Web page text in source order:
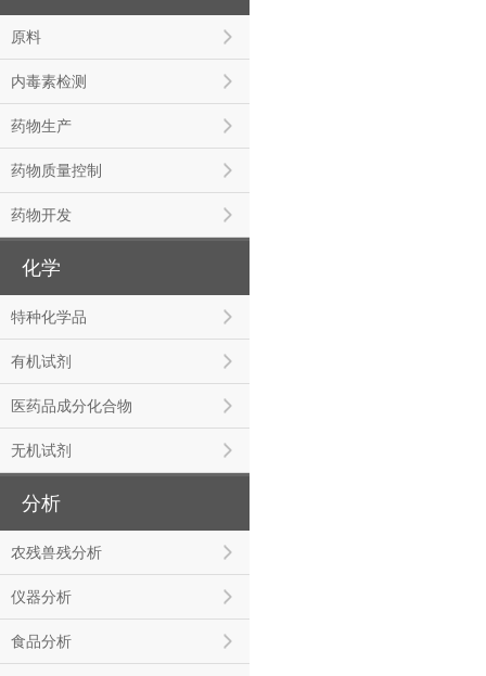
原料
内毒素检测
药物生产
药物质量控制
药物开发
化学
特种化学品
有机试剂
医药品成分化合物
无机试剂
分析
农残兽残分析
仪器分析
食品分析